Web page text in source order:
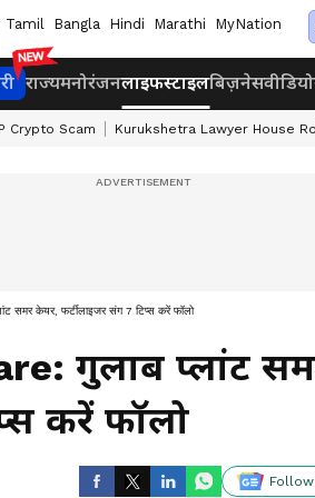
Tamil Bangla Hindi Marathi MyNation
राज्यमनोरंजनलाइफस्टाइलबिज़नेसवीडियो
Crypto Scam Kurukshetra Lawyer House
समर केयर, फर्टीलाइजर संग 7 टिप्स करें फॉलो
गुलाब प्लांट
करें फॉलो
Follow